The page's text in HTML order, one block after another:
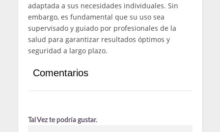
adaptada a sus necesidades individuales. Sin
embargo, es fundamental que su uso sea
supervisado y guiado por profesionales de la
salud para garantizar resultados óptimos y
seguridad a largo plazo.
Comentarios
Tal Vez te podría gustar.